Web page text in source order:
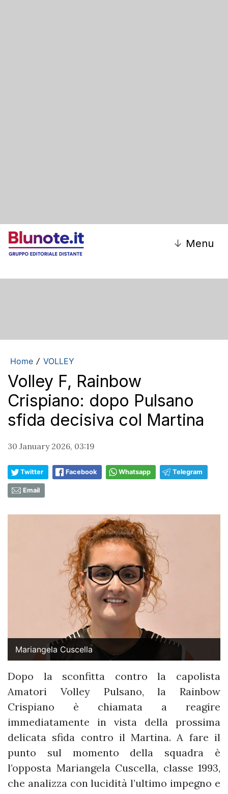
↓ Menu
Home / VOLLEY
Volley F, Rainbow
Crispiano: dopo Pulsano
sfida decisiva col Martina
30 January 2026, 03:19
Twitter Facebook Whatsapp Telegram
Email
Mariangela Cuscella
Dopo la sconfitta contro la capolista
Amatori Volley Pulsano, la Rainbow
Crispiano è chiamata a reagire
immediatamente in vista della prossima
delicata sfida contro il Martina. A fare il
punto sul momento della squadra è
l’opposta Mariangela Cuscella, classe 1993,
che analizza con lucidità l’ultimo impegno e